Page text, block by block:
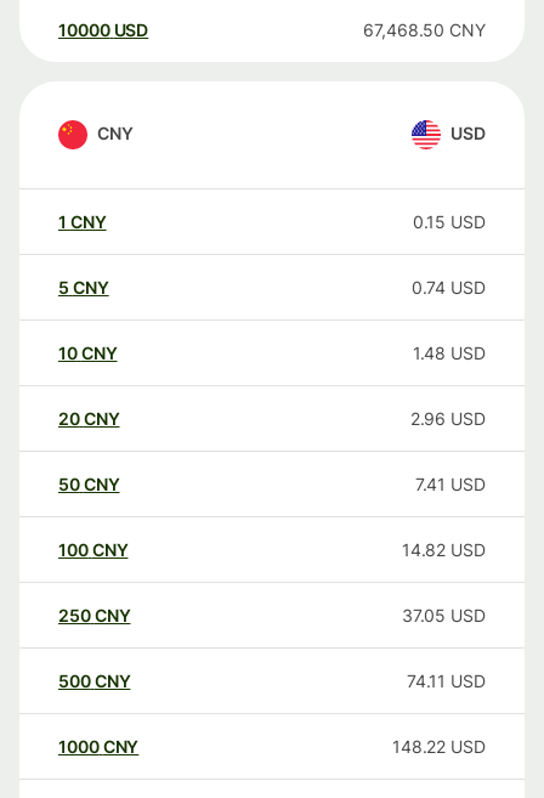
10000 USD 67,468.50 CNY
CNY USD
1 CNY 0.15 USD
5 CNY 0.74 USD
10CNY 1.48 USD
20CNY 2.96 USD
50CNY 7.41 USD
100CNY 14.82 USD
250CNY 37.05 USD
500CNY 74.11 USD
1000CNY 148.22 USD